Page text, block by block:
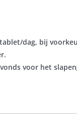
dag, bij
voor het